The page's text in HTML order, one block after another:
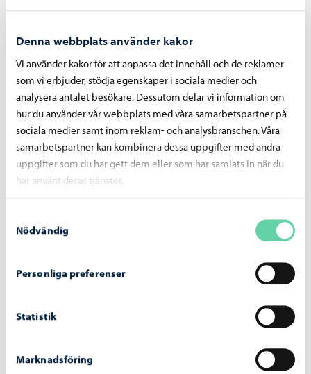
Denna webbplats använder kakor
Vi använder kakor för att anpassa det innehåll och de reklamer
som vi erbjuder, stödja egenskaper i sociala medier och
analysera antalet besökare. Dessutom delar vi information om
hur du använder vår webbplats med våra samarbetspartner på
sociala medier samt inom reklam- och analysbranschen. Våra
samarbetspartner kan kombinera dessa uppgifter med andra
uppgifter som du har gett dem eller som har samlats in när du
har använt deras tjänster.
Nödvändig
Personliga preferenser
Statistik
Marknadsföring
De unga - 12.06.2026
Borgå har beviljats ett nytt tvåårigt certifikat
som ungdomsfullmäktigevänlig kommun